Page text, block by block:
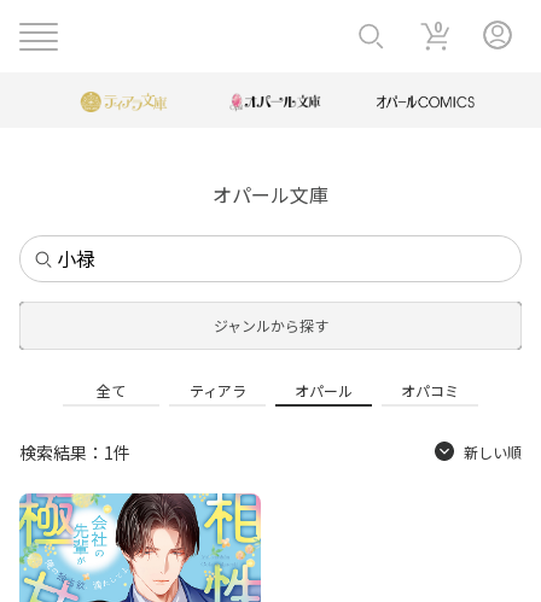
0
オパール文庫
ジャンルから探す
全て ティアラ オパール オパコミ
検索結果：1件 新しい順